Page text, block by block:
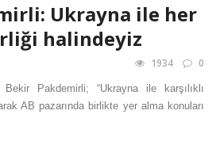
Ukrayna ile her
halindeyiz
1934 0
Pakdemirli; “Ukrayna ile karşılıklı
AB pazarında birlikte yer alma konuları